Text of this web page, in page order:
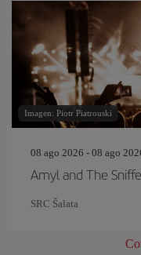
Imagen: Piotr Piatrouski
08 ago 2026 - 08 ago
Amyl and The
SRC Šalata